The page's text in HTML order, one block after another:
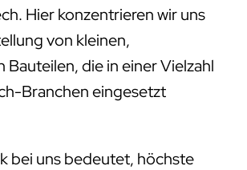
Hier konzentrieren wir uns
von kleinen,
Bauteilen, die in einer Vielzahl
Branchen eingesetzt
bei uns bedeutet, höchste